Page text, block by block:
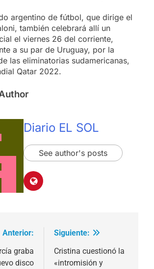
argentino de fútbol, que dirige el
también celebrará allí un
el viernes 26 del corriente,
a su par de Uruguay, por la
las eliminatorias sudamericanas,
Qatar 2022.
Diario EL SOL
See author's posts
Anterior:
graba
disco
Siguiente:
Cristina cuestionó la
«intromisión y